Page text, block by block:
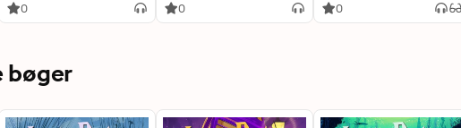
0 0 0
bøger